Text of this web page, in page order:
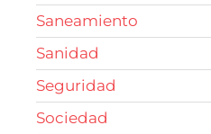
Saneamiento
Sanidad
Seguridad
Sociedad